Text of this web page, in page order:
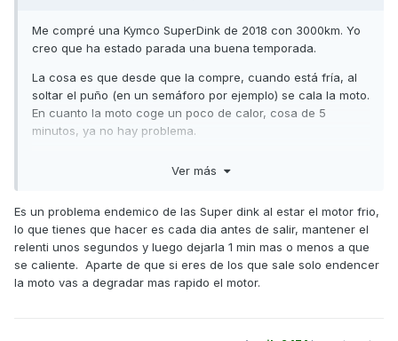
Me compré una Kymco SuperDink de 2018 con 3000km. Yo
creo que ha estado parada una buena temporada.
La cosa es que desde que la compre, cuando está fría, al
soltar el puño (en un semáforo por ejemplo) se cala la moto.
En cuanto la moto coge un poco de calor, cosa de 5
minutos, ya no hay problema.
gasolina 98 para limpiar a ver si mejoraba pero sigue igual.
¿A qué pensáis que se puede deber? No tengo mucha idea
de mecánica pero la verdad es que me está llamando la
atención.
Gracias
Ver más
Es un problema endemico de las Super dink al estar el motor frio,
lo que tienes que hacer es cada dia antes de salir, mantener el
relenti unos segundos y luego dejarla 1 min mas o menos a que
se caliente. Aparte de que si eres de los que sale solo endencer
la moto vas a degradar mas rapido el motor.